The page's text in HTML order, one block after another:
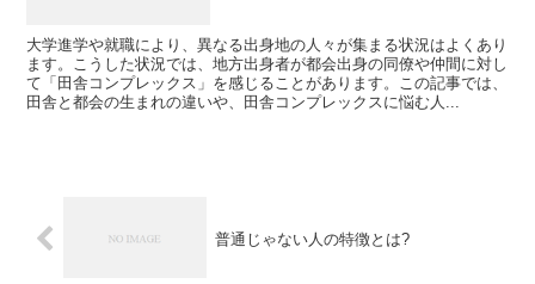
大学進学や就職により、異なる出身地の人々が集まる状況はよくあり
ます。こうした状況では、地方出身者が都会出身の同僚や仲間に対し
て「田舎コンプレックス」を感じることがあります。この記事では、
田舎と都会の生まれの違いや、田舎コンプレックスに悩む人...
普通じゃない人の特徴とは?